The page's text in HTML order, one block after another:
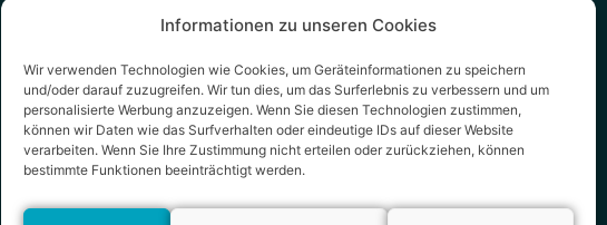
Informationen zu unseren Cookies
Wir verwenden Technologien wie Cookies, um Geräteinformationen zu speichern
und/oder darauf zuzugreifen. Wir tun dies, um das Surferlebnis zu verbessern und um
personalisierte Werbung anzuzeigen. Wenn Sie diesen Technologien zustimmen,
können wir Daten wie das Surfverhalten oder eindeutige IDs auf dieser Website
verarbeiten. Wenn Sie Ihre Zustimmung nicht erteilen oder zurückziehen, können
bestimmte Funktionen beeinträchtigt werden.
Servicecenter
Impressum
Datenschutz
AGB
SOCIAL MEDIA